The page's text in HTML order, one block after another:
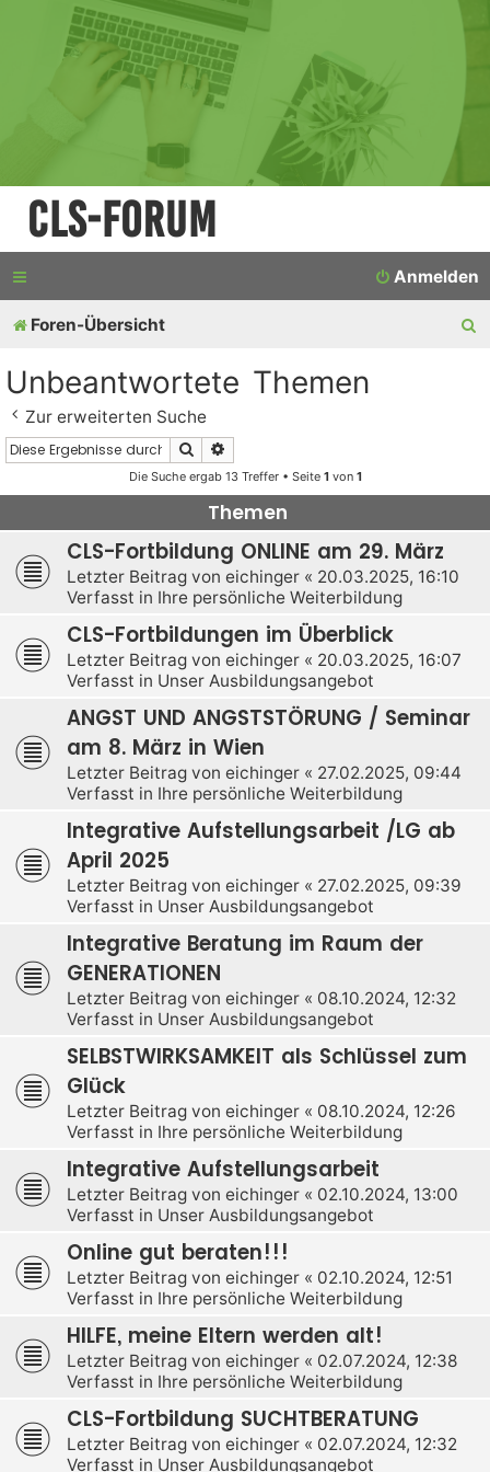
CLS-Forum
Anmelden
Foren-Übersicht
Unbeantwortete Themen
Zur erweiterten Suche
Suche
Die Suche ergab 13 Treffer • Seite 1von 1
Themen
CLS-Fortbildung ONLINE am 29. März
Letzter Beitrag von eichinger « 20.03.2025, 16:10
Verfasst in Ihre persönliche Weiterbildung
CLS-Fortbildungen im Überblick
Letzter Beitrag von eichinger « 20.03.2025, 16:07
Verfasst in Unser Ausbildungsangebot
ANGST UND ANGSTSTÖRUNG / Seminar
am 8. März in Wien
Letzter Beitrag von eichinger « 27.02.2025, 09:44
Verfasst in Ihre persönliche Weiterbildung
Integrative Aufstellungsarbeit /LG ab
April 2025
Letzter Beitrag von eichinger « 27.02.2025, 09:39
Verfasst in Unser Ausbildungsangebot
Integrative Beratung im Raum der
GENERATIONEN
Letzter Beitrag von eichinger « 08.10.2024, 12:32
Verfasst in Unser Ausbildungsangebot
SELBSTWIRKSAMKEIT als Schlüssel zum
Glück
Letzter Beitrag von eichinger « 08.10.2024, 12:26
Verfasst in Ihre persönliche Weiterbildung
Integrative Aufstellungsarbeit
Letzter Beitrag von eichinger « 02.10.2024, 13:00
Verfasst in Unser Ausbildungsangebot
Online gut beraten!!!
Letzter Beitrag von eichinger « 02.10.2024, 12:51
Verfasst in Ihre persönliche Weiterbildung
HILFE, meine Eltern werden alt!
Letzter Beitrag von eichinger « 02.07.2024, 12:38
Verfasst in Ihre persönliche Weiterbildung
CLS-Fortbildung SUCHTBERATUNG
Letzter Beitrag von eichinger « 02.07.2024, 12:32
Verfasst in Unser Ausbildungsangebot